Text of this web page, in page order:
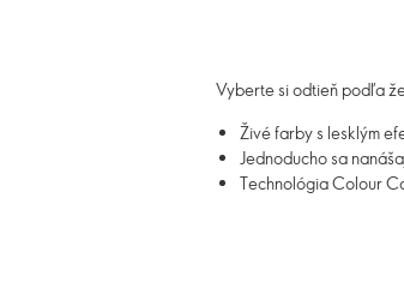
Vyberte si odtieň podľa
Živé farby s lesklým
Jednoducho sa
Technológia Colour